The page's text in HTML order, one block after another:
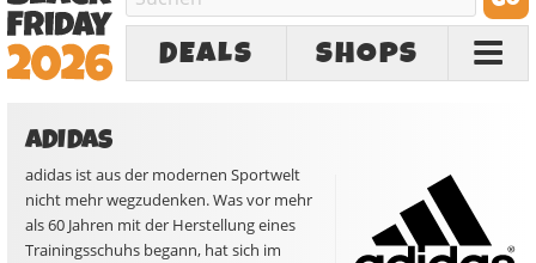
DEALS SHOPS
ADIDAS
adidas ist aus der modernen Sportwelt
nicht mehr wegzudenken. Was vor mehr
als 60 Jahren mit der Herstellung eines
Trainingsschuhs begann, hat sich im